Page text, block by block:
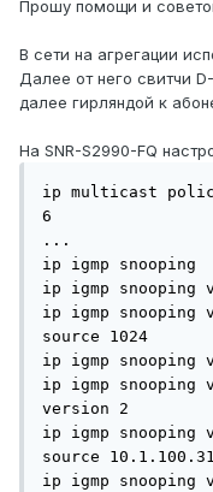
Прошу помощи и
В сети на агрегации
Далее от него свитчи
далее гирляндой к
На SNR-S2990-FQ
ip multicast
6
...
ip igmp snooping
ip igmp snooping
ip igmp snooping
source 1024
ip igmp snooping
ip igmp snooping
version 2
ip igmp snooping
source 10.1.100.31
ip igmp snooping